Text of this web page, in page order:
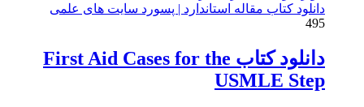
دانلود کتاب مقاله استاندارد | پسورد سایت های علمی
495
دانلود کتاب First Aid Cases for the
USMLE Step